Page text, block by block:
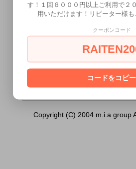
JOINT_010 鼻フック
[ はい ] [ いい
Copyright (C) 2004 m.i.a group
す！１回６０００円以上ご利用で２
用いただけます！リピーター様も
クーポンコード
コードをコピー